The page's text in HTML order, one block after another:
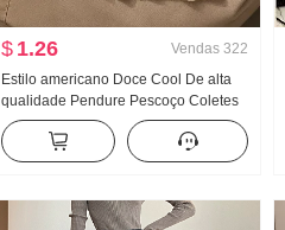
$ 1.26 Vendas 322
Estilo americano Doce Cool De alta
qualidade Pendure Pescoço Coletes
feminino Verão Uso externo Dentro
Pegue Camiseta de base Garota
estilosa Malha Tomara que caia Top